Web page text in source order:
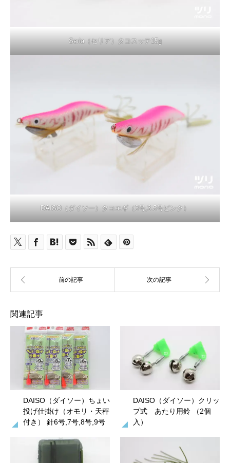
Seria（セリア）タコスッテ15g
DAISO（ダイソー）タコエギ（3号,3.5号ピンク）
関連記事
DAISO（ダイソー）ちょい
投げ仕掛け（オモリ・天秤
付き） 針6号,7号,8号,9号
DAISO（ダイソー）クリッ
プ式 あたり用鈴 （2個
入）